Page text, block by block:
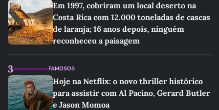
Em 1997, cobriram um local deserto na
Costa Rica com 12.000 toneladas de cascas
de laranja; 16 anos depois, ninguém
reconheceu a paisagem
3 FAMOSOS
Hoje na Netflix: o novo thriller histórico
para assistir com Al Pacino, Gerard Butler
e Jason Momoa